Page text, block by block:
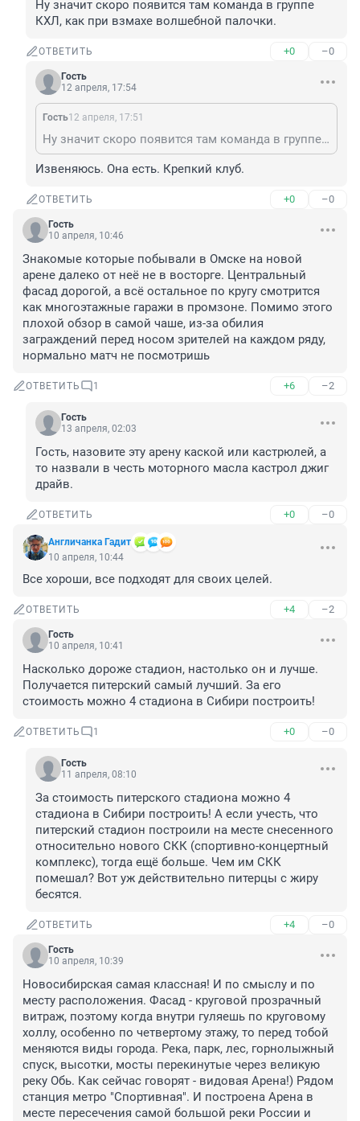
Ну значит скоро появится там команда в группе
КХЛ, как при взмахе волшебной палочки.
ОТВЕТИТЬ +0 –0
Гость
12 апреля, 17:54
Гость12 апреля, 17:51
Ну значит скоро появится там команда в группе КХЛ, как при взмахе волшебной палочки.
Извеняюсь. Она есть. Крепкий клуб.
ОТВЕТИТЬ +0 –0
Гость
10 апреля, 10:46
Знакомые которые побывали в Омске на новой
арене далеко от неё не в восторге. Центральный
фасад дорогой, а всё остальное по кругу смотрится
как многоэтажные гаражи в промзоне. Помимо этого
плохой обзор в самой чаше, из-за обилия
заграждений перед носом зрителей на каждом ряду,
нормально матч не посмотришь
ОТВЕТИТЬ 1 +6 –2
Гость
13 апреля, 02:03
Гость, назовите эту арену каской или кастрюлей, а
то назвали в честь моторного масла кастрол джиг
драйв.
ОТВЕТИТЬ +0 –0
Aнгличанка Гадит
10 апреля, 10:44
Все хороши, все подходят для своих целей.
ОТВЕТИТЬ +4 –2
Гость
10 апреля, 10:41
Насколько дороже стадион, настолько он и лучше.
Получается питерский самый лучший. За его
стоимость можно 4 стадиона в Сибири построить!
ОТВЕТИТЬ 1 +0 –0
Гость
11 апреля, 08:10
За стоимость питерского стадиона можно 4
стадиона в Сибири построить! А если учесть, что
питерский стадион построили на месте снесенного
относительно нового СКК (спортивно-концертный
комплекс), тогда ещё больше. Чем им СКК
помешал? Вот уж действительно питерцы с жиру
бесятся.
ОТВЕТИТЬ +4 –0
Гость
10 апреля, 10:39
Новосибирская самая классная! И по смыслу и по
месту расположения. Фасад - круговой прозрачный
витраж, поэтому когда внутри гуляешь по круговому
холлу, особенно по четвертому этажу, то перед тобой
меняются виды города. Река, парк, лес, горнолыжный
спуск, высотки, мосты перекинутые через великую
реку Обь. Как сейчас говорят - видовая Арена!) Рядом
станция метро "Спортивная". И построена Арена в
месте пересечения самой большой реки России и